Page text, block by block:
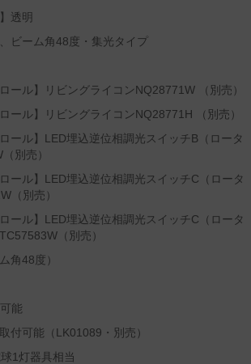
透明
ビーム角48度・集光タイプ
ール】リビングライコンNQ28771W （別売）
ール】リビングライコンNQ28771H （別売）
ール】LED埋込逆位相調光スイッチB（ロータ
別売）
ール】LED埋込逆位相調光スイッチC（ロータ
（別売）
ール】LED埋込逆位相調光スイッチC（ロータ
（別売）
角48度）
能
付可能（LK01089・別売）
1灯器具相当